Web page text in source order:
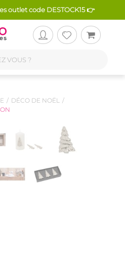
outlet code DESTOCK15 👉
DÉCO DE NOËL